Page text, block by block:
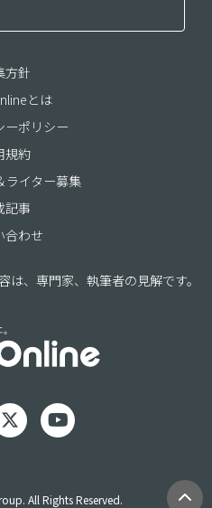
方針
とは
ーポリシー
規約
ライター募集
記事
合わせ
、専門家、執筆者の見解です。
All Rights Reserved.